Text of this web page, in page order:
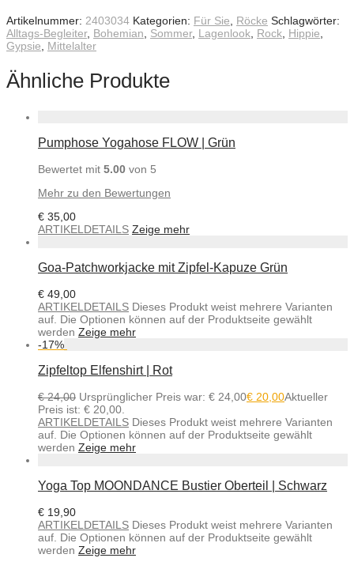
Artikelnummer: 2403034 Kategorien: Für Sie Röcke Schlagwörter:
Alltags-Begleiter, Bohemian Sommer, Lagenlook Rock Hippie
Gypsie
Mittelalter
Ähnliche Produkte
Pumphose Yogahose FLOW | Grün
Bewertet mit 5.00 von 5
Mehr zu den Bewertungen
€ 35,00
ARTIKELDETAILS Zeige mehr
Goa-Patchworkjacke mit Zipfel-Kapuze Grün
€ 49,00
ARTIKELDETAILS Dieses Produkt weist mehrere Varianten
auf. Die Optionen können auf der Produktseite gewählt
werden Zeige mehr
-17%
Zipfeltop Elfenshirt | Rot
€24,00 Ursprünglicher Preis war: € 24,00€ 20,00Aktueller
Preis ist: € 20,00.
ARTIKELDETAILS Dieses Produkt weist mehrere Varianten
auf. Die Optionen können auf der Produktseite gewählt
werden Zeige mehr
Yoga Top MOONDANCE Bustier Oberteil | Schwarz
€ 19,90
ARTIKELDETAILS Dieses Produkt weist mehrere Varianten
auf. Die Optionen können auf der Produktseite gewählt
werden Zeige mehr